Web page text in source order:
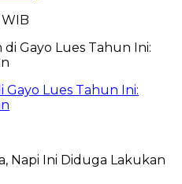
Gayo Lues Tahun Ini: